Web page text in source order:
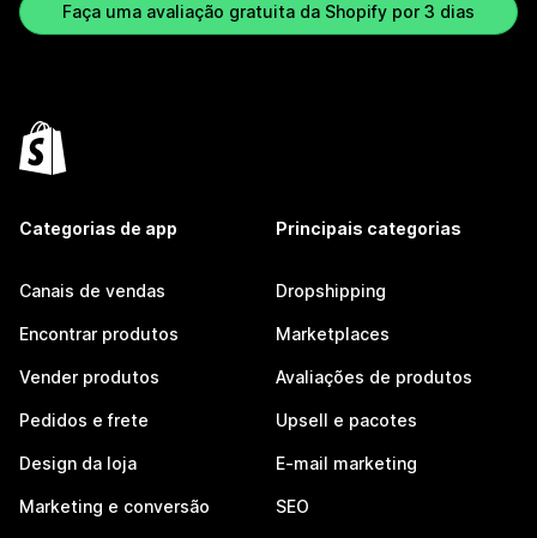
Faça uma avaliação gratuita da Shopify por 3 dias
Categorias de app
Canais de vendas
Encontrar produtos
Vender produtos
Pedidos e frete
Design da loja
Marketing e conversão
Principais categorias
Dropshipping
Marketplaces
Avaliações de produtos
Upsell e pacotes
E-mail marketing
SEO